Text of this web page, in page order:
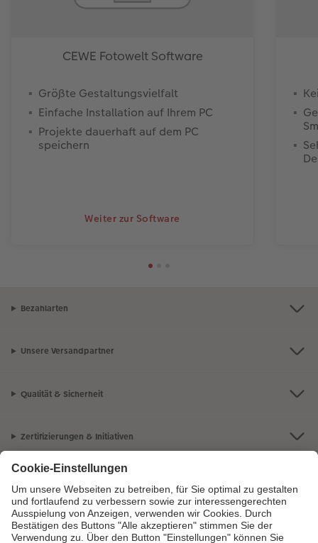
CEWE Fotowelt Software
Größte Gestaltungsvielfalt
Einfache Installation auf Ihrem PC
Projekte dauerhaft auf dem PC
speichern
Weiter zur Software
Bezahlarten
Unsere Versandpartner
Qualität & Sicherheit
Zertifizierungen & Initiativen
Sortiment